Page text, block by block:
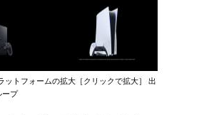
ットフォームの拡大［クリックで拡大］ 出
ープ